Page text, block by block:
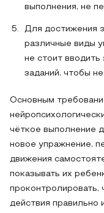
выполнения, не
Для достижения
различные виды
не стоит
заданий, чтобы
Основным
чёткое выполнение
новое упражнение,
движения
показывать их
проконтролировать,
действия правильно